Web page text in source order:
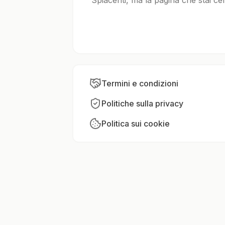
Termini e condizioni
Politiche sulla privacy
Politica sui cookie